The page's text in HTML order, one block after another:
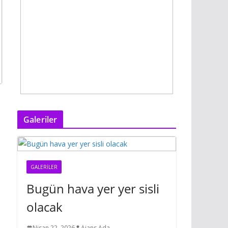
Galeriler
GALERILER
Bugün hava yer yer sisli
olacak